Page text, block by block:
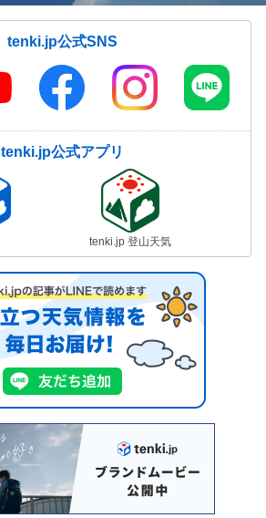
tenki.jp公式SNS
tenki.jp公式アプリ
tenki.jp 登山天気